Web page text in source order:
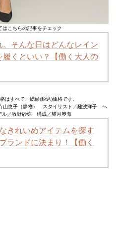
はこちらの記事をチェック
。そんな日はどんなレイン
履くといい？【働く大人の
はすべて、総額(税込)価格です。
山恵子（静物） スタイリスト／難波洋子 ヘ
／牧野紗弥 構成／望月琴海
きれいめアイテムを探す
ランドに決まり！【働く